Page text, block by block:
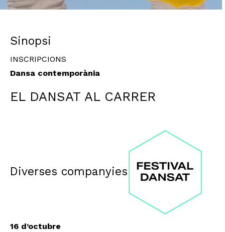
Sinopsi
INSCRIPCIONS
Dansa contemporània
EL DANSAT AL CARRER
Diverses companyies
16 d’octubre